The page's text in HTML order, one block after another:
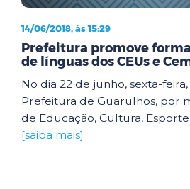
14/06/2018, às 15:29
Prefeitura promove
de línguas dos CEUs e
No dia 22 de junho, sexta-feira,
Prefeitura de Guarulhos, por
de Educação, Cultura, Esporte
[saiba mais]